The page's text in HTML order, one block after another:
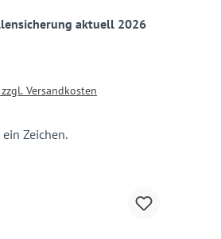
aktuell 2026
Versandkosten